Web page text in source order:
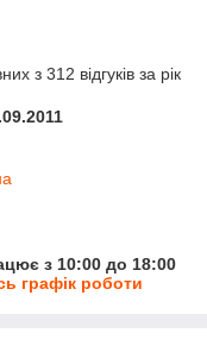
з 312 відгуків за рік
з 10:00 до 18:00
графік роботи